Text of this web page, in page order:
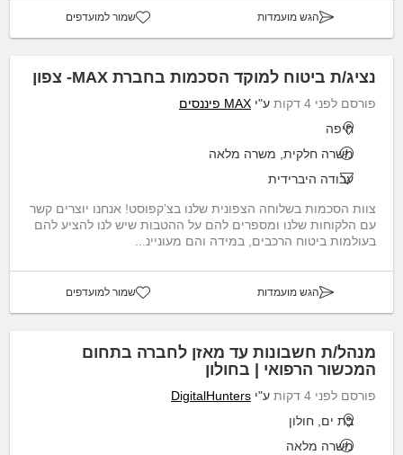
הגש מועמדות שמור למועדפים
נציג/ת ביטוח למוקד הסכמות בחברת MAX- צפון
פורסם לפני 4 דקות ע"י MAX פיננסים
חיפה
משרה חלקית, משרה מלאה
עבודה היברידית
צוות הסכמות בשלוחה הצפונית שלנו בצ’קפוסט! אנחנו יוצרים קשר
עם הלקוחות שלנו ומספרים להם על ההטבות שיש לנו להציע להם
בעולמות ביטוח הרכבים, במידה והם מעוניינ...
הגש מועמדות שמור למועדפים
מנהל/ת חשבונות עד מאזן לחברה בתחום
המכשור הרפואי | בחולון
פורסם לפני 4 דקות ע"י DigitalHunters
בת ים, חולון
משרה מלאה